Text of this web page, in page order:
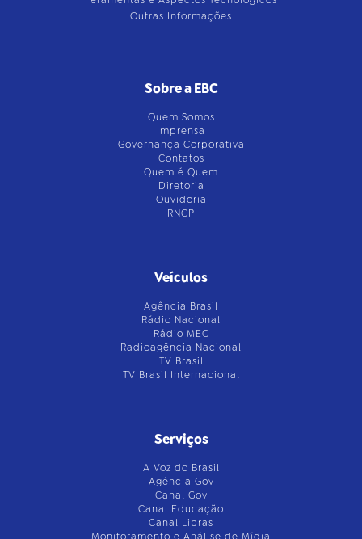
Outras Informações
Sobre a EBC
Quem Somos
Imprensa
Governança Corporativa
Contatos
Quem é Quem
Diretoria
Ouvidoria
RNCP
Veículos
Agência Brasil
Rádio Nacional
Rádio MEC
Radioagência Nacional
TV Brasil
TV Brasil Internacional
Serviços
A Voz do Brasil
Agência Gov
Canal Gov
Canal Educação
Canal Libras